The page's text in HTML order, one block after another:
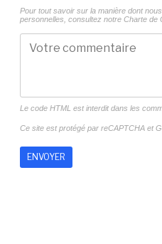
Pour tout savoir sur la manière dont
personnelles, consultez notre Charte de
Le code HTML est interdit dans les
Ce site est protégé par reCAPTCHA et